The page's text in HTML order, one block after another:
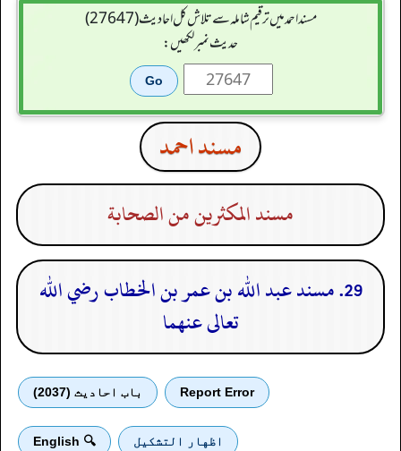
مسند احمد میں ترقیم شاملہ سے تلاش کل احادیث (27647)
حدیث نمبر لکھیں:
مسند احمد
مسند المكثرين من الصحابة
29. مسند عبد الله بن عمر بن الخطاب رضي الله
تعالى عنهما
Report Error باب احادیث (2037)
اظهار التشكيل 🔍 English